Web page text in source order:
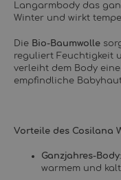
Langarmbody das
Winter und wirkt
Die Bio-Baumwolle
reguliert Feuchtigkeit
verleiht dem Body
empfindliche
Vorteile des Cosilana
Ganzjahres-Body
warmem und